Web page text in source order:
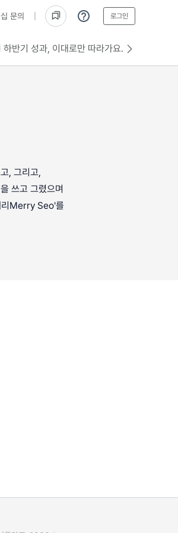
문의 로그인
하반기 성과, 이대로만 따라가요.
, 그리고,
쓰고 그렸으며
리Merry Seo'를